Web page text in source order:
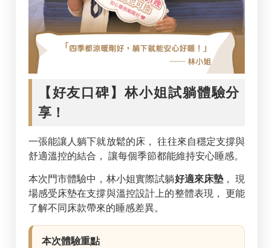
【好友口碑】林小姐試躺體驗分
享！
一張能讓人躺下就放鬆的床， 往往來自穩定支撐與
舒適溫控的結合， 讓每個季節都能維持安心睡感。
本次門市體驗中，林小姐實際試躺好適來床墊 ， 現
場感受床墊在支撐與溫控設計上的整體表現， 更能
了解不同床款帶來的睡感差異。
本次體驗重點